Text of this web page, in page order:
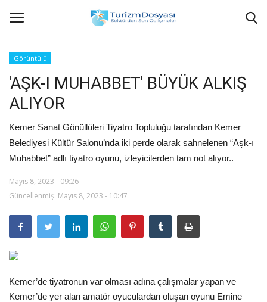
Anasayfa
Bize Ulaşın
Künye
KVKK Aydınlatma Metni
Haberler
Görüntülü
Araştırma - İnceleme
Görüntülü
'AŞK-I MUHABBET' BÜYÜK ALKIŞ
ALIYOR
Kemer Sanat Gönüllüleri Tiyatro Topluluğu tarafından Kemer
Belediyesi Kültür Salonu’nda iki perde olarak sahnelenen “Aşk-ı
Muhabbet” adlı tiyatro oyunu, izleyicilerden tam not alıyor..
Mayıs 8, 2023 - 09:26
Güncellenmiş: Mayıs 8, 2023 - 10:47
Kemer’de tiyatronun var olması adına çalışmalar yapan ve
Kemer’de yer alan amatör oyuculardan oluşan oyunu Emine